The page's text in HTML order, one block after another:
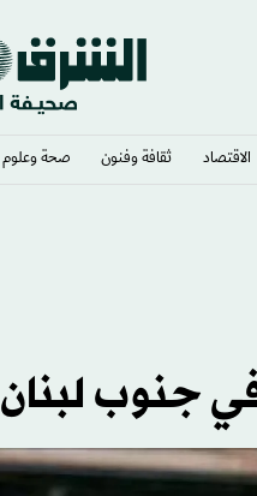
الاقتصاد ثقافة وفنون صحة وعلوم
جنوب لبنان